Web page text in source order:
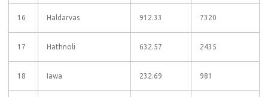
16 Haldarvas 912.33 7320
17 Hathnoli 632.57 2435
18 Iawa 232.69 981